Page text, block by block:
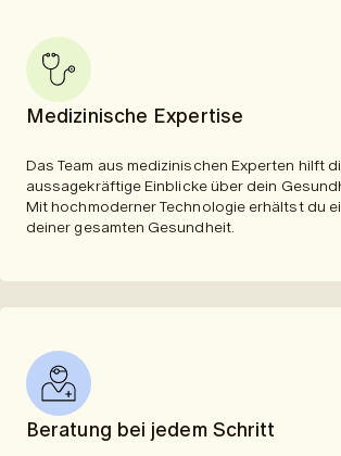
Medizinische Expertise
Das Team aus medizinischen Experten hilft
aussagekräftige Einblicke über dein
Mit hochmoderner Technologie erhältst du
deiner gesamten Gesundheit.
Beratung bei jedem Schritt